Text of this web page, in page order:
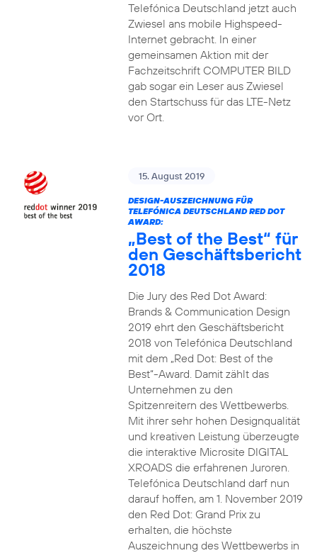
Telefónica Deutschland jetzt auch
Zwiesel ans mobile Highspeed-
Internet gebracht. In einer
gemeinsamen Aktion mit der
Fachzeitschrift COMPUTER BILD
gab sogar ein Leser aus Zwiesel
den Startschuss für das LTE-Netz
vor Ort.
15. August 2019
DESIGN-AUSZEICHNUNG FÜR
TELEFÓNICA DEUTSCHLAND RED DOT
AWARD:
„Best of the Best“ für
den Geschäftsbericht
2018
Die Jury des Red Dot Award:
Brands & Communication Design
2019 ehrt den Geschäftsbericht
2018 von Telefónica Deutschland
mit dem „Red Dot: Best of the
Best“-Award. Damit zählt das
Unternehmen zu den
Spitzenreitern des Wettbewerbs.
Mit ihrer sehr hohen Designqualität
und kreativen Leistung überzeugte
die interaktive Microsite DIGITAL
XROADS die erfahrenen Juroren.
Telefónica Deutschland darf nun
darauf hoffen, am 1. November 2019
den Red Dot: Grand Prix zu
erhalten, die höchste
Auszeichnung des Wettbewerbs in